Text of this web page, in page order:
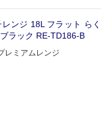
ンジ 18L フラット らく
ラック RE-TD186-B
レミアムレンジ